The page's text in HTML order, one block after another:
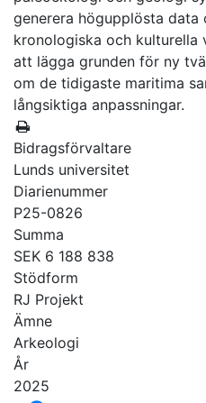
generera högupplösta data
kronologiska och kulturella
att lägga grunden för ny
om de tidigaste maritima
långsiktiga anpassningar.
Bidragsförvaltare
Lunds universitet
Diarienummer
P25-0826
Summa
SEK 6 188 838
Stödform
RJ Projekt
Ämne
Arkeologi
År
2025